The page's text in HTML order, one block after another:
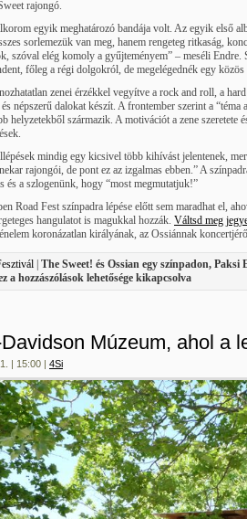
rajongó.
egyik meghatározó bandája volt. Az egyik első
sorlemezük van meg, hanem rengeteg ritkaság,
szóval elég komoly a gyűjteményem” – meséli
főleg a régi dolgokról, de megelégednék egy
zenei érzékkel vegyítve a rock and roll, a
népszerű dalokat készít. A frontember szerint a
helyzetekből származik. A motivációt a zene szeretete
mindig egy kicsivel több kihívást jelentenek,
rajongói, de pont ez az izgalmas ebben.” A
és a szlogenünk, hogy “most megmutatjuk!”
Road Fest színpadra lépése előtt sem maradhat el,
hangulatot is magukkal hozzák. Váltsd meg
koronázatlan királyának, az Ossiánnak
| The Sweet! és Ossian egy színpadon,
a hozzászólások lehetősége kikapcsolva
Múzeum, ahol a
| 15:00 | 4Si